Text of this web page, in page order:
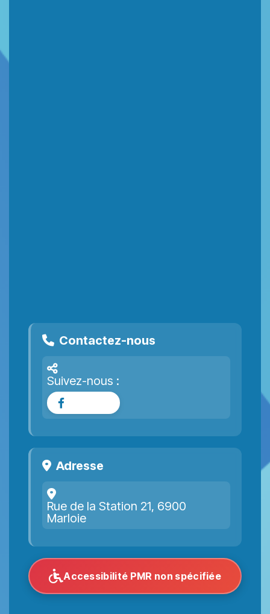
Contactez-nous
Suivez-nous :
Adresse
Rue de la Station 21, 6900
Marloie
Accessibilité PMR non spécifiée